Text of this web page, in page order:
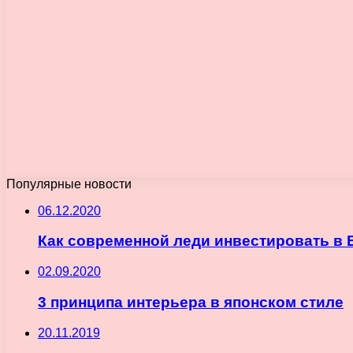
Популярные новости
06.12.2020
Как современной леди инвестировать в
02.09.2020
3 принципа интерьера в японском стиле
20.11.2019